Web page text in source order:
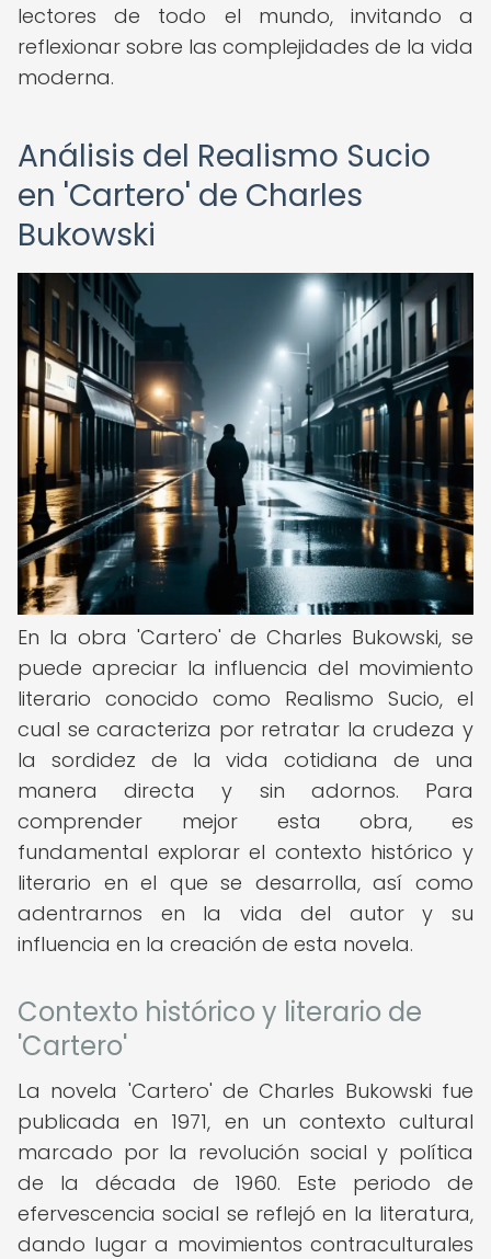
lectores de todo el mundo, invitando a
reflexionar sobre las complejidades de la vida
moderna.
Análisis del Realismo Sucio
en 'Cartero' de Charles
Bukowski
En la obra 'Cartero' de Charles Bukowski, se
puede apreciar la influencia del movimiento
literario conocido como Realismo Sucio, el
cual se caracteriza por retratar la crudeza y
la sordidez de la vida cotidiana de una
manera directa y sin adornos. Para
comprender mejor esta obra, es
fundamental explorar el contexto histórico y
literario en el que se desarrolla, así como
adentrarnos en la vida del autor y su
influencia en la creación de esta novela.
Contexto histórico y literario de
'Cartero'
La novela 'Cartero' de Charles Bukowski fue
publicada en 1971, en un contexto cultural
marcado por la revolución social y política
de la década de 1960. Este periodo de
efervescencia social se reflejó en la literatura,
dando lugar a movimientos contraculturales